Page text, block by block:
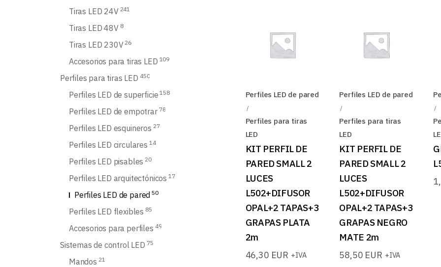
Perfiles LED de pared
Perfiles para tiras
LED
KIT PERFIL DE
PARED SMALL 2
LUCES
L502+DIFUSOR
OPAL+2 TAPAS+3
GRAPAS PLATA
2m
46,30 EUR +IVA
Perfiles LED de pared
Perfiles para tiras
LED
KIT PERFIL DE
PARED SMALL 2
LUCES
L502+DIFUSOR
OPAL+2 TAPAS+3
GRAPAS NEGRO
MATE 2m
58,50 EUR +IVA
Tiras LED 24V 241
Tiras LED 48V 8
Tiras LED 230V 26
Accesorios para tiras LED 109
Perfiles para tiras LED 450
Perfiles LED de superficie 158
Perfiles LED de empotrar 78
Perfiles LED esquineros 27
Perfiles LED circulares 14
Perfiles LED pisables 20
Perfiles LED arquitectónicos 17
Perfiles LED de pared 50
Perfiles LED flexibles 85
Accesorios para perfiles 49
Sistemas de control LED 75
Mandos 21